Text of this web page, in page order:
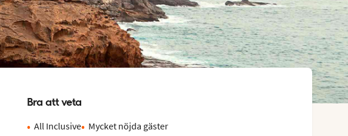
Bra att veta
All Inclusive
Mycket nöjda gäster